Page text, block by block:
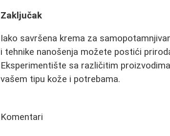
Zaključak
Iako savršena krema za
i tehnike nanošenja možete postići
Eksperimentište sa različitim
vašem tipu kože i potrebama.
Komentari